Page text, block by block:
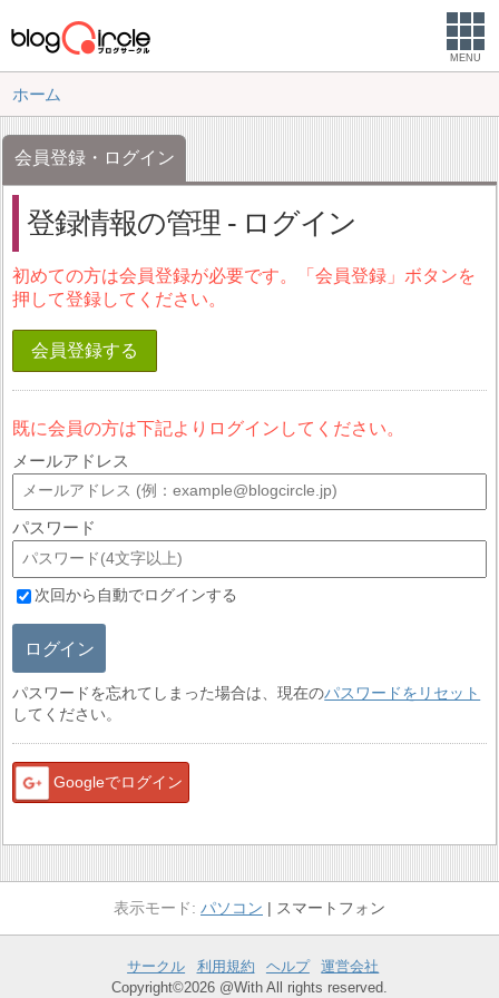
MENU
ホーム
会員登録・ログイン
登録情報の管理 - ログイン
初めての方は会員登録が必要です。「会員登録」ボタンを
押して登録してください。
会員登録する
既に会員の方は下記よりログインしてください。
メールアドレス
パスワード
次回から自動でログインする
ログイン
パスワードを忘れてしまった場合は、現在のパスワードをリセット
してください。
Googleでログイン
パソコン スマートフォン
サークル 利用規約 ヘルプ
運営会社
Copyright©2026 @With All rights reserved.